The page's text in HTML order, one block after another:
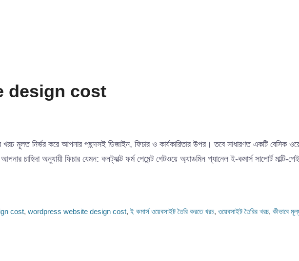
design cost
নির্ভর করে আপনার পছন্দসই ডিজাইন, ফিচার ও কার্যকারিতার উপর। তবে সাধারণত একটি বেসিক
অনুযায়ী ফিচার যেমন: কনট্যাক্ট ফর্ম পেমেন্ট গেটওয়ে অ্যাডমিন প্যানেল ই-কমার্স সাপোর্ট
cost,wordpress website design cost,ই কমার্স ওয়েবসাইট তৈরি করতে খরচ,ওয়েবসাইট তৈরির খরচ,কীভাবে